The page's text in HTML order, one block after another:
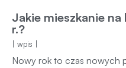
Jakie mieszkanie
r.?
| wpis |
Nowy rok to czas nowych